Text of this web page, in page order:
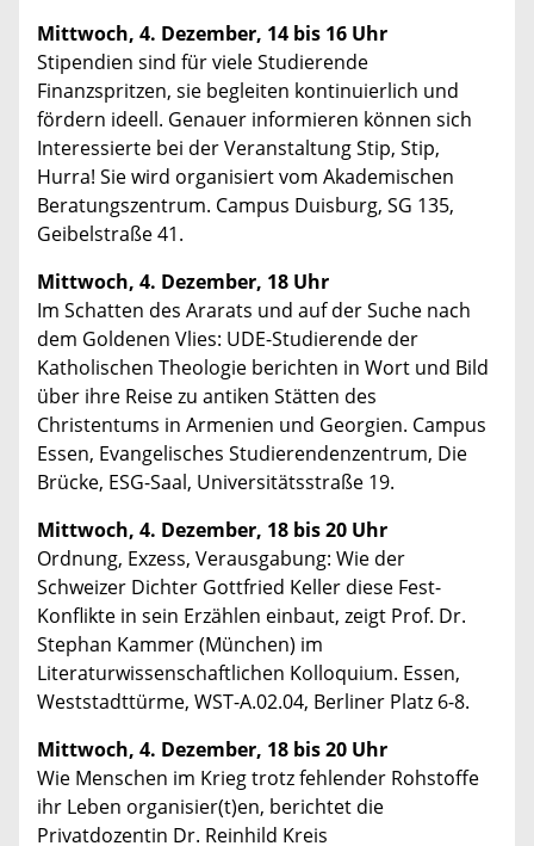
Mittwoch, 4. Dezember, 14 bis 16 Uhr
Stipendien sind für viele Studierende
Finanzspritzen, sie begleiten kontinuierlich und
fördern ideell. Genauer informieren können sich
Interessierte bei der Veranstaltung Stip, Stip,
Hurra! Sie wird organisiert vom Akademischen
Beratungszentrum. Campus Duisburg, SG 135,
Geibelstraße 41.
Mittwoch, 4. Dezember, 18 Uhr
Im Schatten des Ararats und auf der Suche nach
dem Goldenen Vlies: UDE-Studierende der
Katholischen Theologie berichten in Wort und Bild
über ihre Reise zu antiken Stätten des
Christentums in Armenien und Georgien. Campus
Essen, Evangelisches Studierendenzentrum, Die
Brücke, ESG-Saal, Universitätsstraße 19.
Mittwoch, 4. Dezember, 18 bis 20 Uhr
Ordnung, Exzess, Verausgabung: Wie der
Schweizer Dichter Gottfried Keller diese Fest-
Konflikte in sein Erzählen einbaut, zeigt Prof. Dr.
Stephan Kammer (München) im
Literaturwissenschaftlichen Kolloquium. Essen,
Weststadttürme, WST-A.02.04, Berliner Platz 6-8.
Mittwoch, 4. Dezember, 18 bis 20 Uhr
Wie Menschen im Krieg trotz fehlender Rohstoffe
ihr Leben organisier(t)en, berichtet die
Privatdozentin Dr. Reinhild Kreis